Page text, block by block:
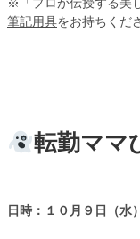
筆記用具をお持ちくだ
転勤ママ
日時：１０月９日（